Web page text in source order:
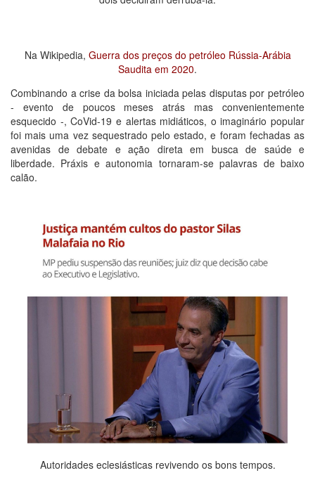
Na Wikipedia, Guerra dos preços do petróleo Rússia-Arábia
Saudita em 2020.
Combinando a crise da bolsa iniciada pelas disputas por petróleo
- evento de poucos meses atrás mas convenientemente
esquecido -, CoVid-19 e alertas midiáticos, o imaginário popular
foi mais uma vez sequestrado pelo estado, e foram fechadas as
avenidas de debate e ação direta em busca de saúde e
liberdade. Práxis e autonomia tornaram-se palavras de baixo
calão.
Autoridades eclesiásticas revivendo os bons tempos.